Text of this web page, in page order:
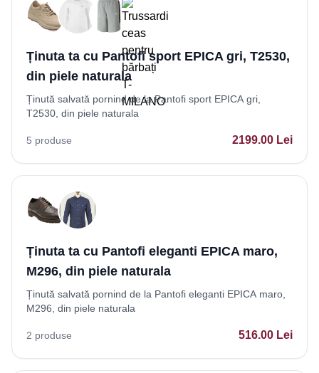
Ținuta ta cu Pantofi sport EPICA gri, T2530,
din piele naturala
Ținută salvată pornind de la Pantofi sport EPICA gri,
T2530, din piele naturala
5 produse 2199.00 Lei
Ținuta ta cu Pantofi eleganti EPICA maro,
M296, din piele naturala
Ținută salvată pornind de la Pantofi eleganti EPICA maro,
M296, din piele naturala
2 produse 516.00 Lei